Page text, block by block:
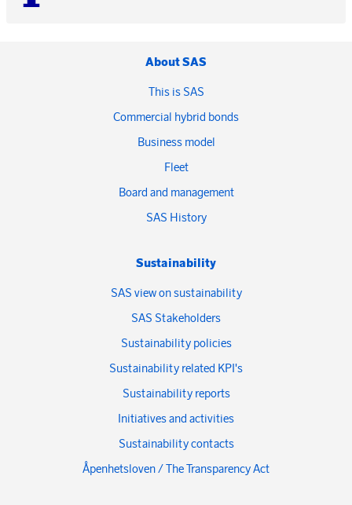
About SAS
This is SAS
Commercial hybrid bonds
Business model
Fleet
Board and management
SAS History
Sustainability
SAS view on sustainability
SAS Stakeholders
Sustainability policies
Sustainability related KPI's
Sustainability reports
Initiatives and activities
Sustainability contacts
Åpenhetsloven / The Transparency Act